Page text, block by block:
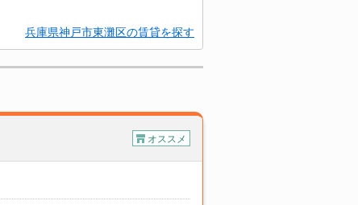
兵庫県神戸市東灘区の賃貸を探す
オススメ